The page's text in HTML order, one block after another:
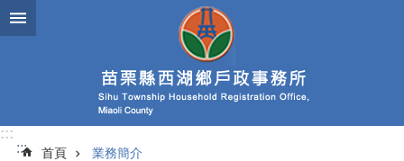
跳到主要內容區塊
:::
:::
首頁 業務簡介